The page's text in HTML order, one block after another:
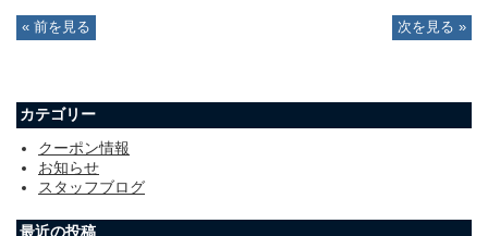
« 前を見る 次を見る »
カテゴリー
クーポン情報
お知らせ
スタッフブログ
最近の投稿